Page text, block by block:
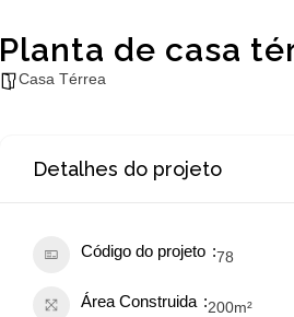
Planta de casa
Casa Térrea
Detalhes do projeto
Código do projeto 78
Área Construida 200m²